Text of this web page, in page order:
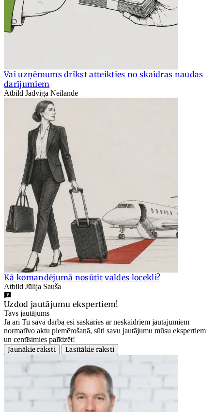
Vai uzņēmums drīkst atteikties no skaidras naudas
darījumiem
Atbild Jadviga Neilande
Kā komandējumā nosūtīt valdes locekli?
Atbild Jūlija Sauša
Uzdod jautājumu ekspertiem!
Tavs jautājums
Ja arī Tu savā darbā esi saskāries ar neskaidriem jautājumiem
normatīvo aktu piemērošanā, sūti savu jautājumu mūsu ekspertiem
un centīsimies palīdzēt!
Jaunākie raksti
Lasītākie raksti